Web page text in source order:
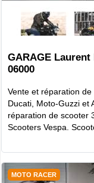
GARAGE Laurent
06000
Vente et réparation
Ducati, Moto-Guzzi et
réparation de scooter
Scooters Vespa.
MOTO RACER